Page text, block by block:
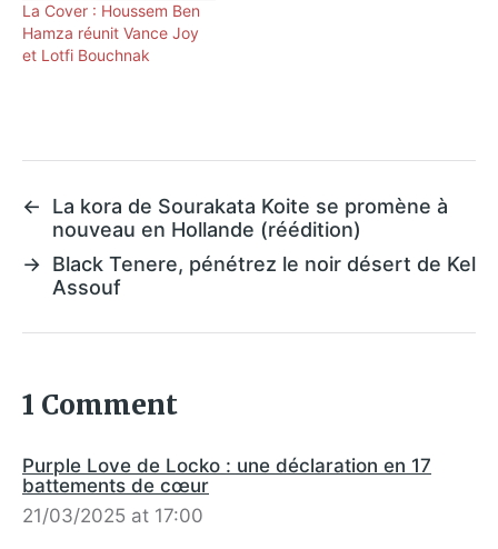
La Cover : Houssem Ben
Hamza réunit Vance Joy
et Lotfi Bouchnak
←
La kora de Sourakata Koite se promène à
nouveau en Hollande (réédition)
→ Black Tenere, pénétrez le noir désert de Kel
Assouf
1 Comment
Purple Love de Locko : une déclaration en 17
battements de cœur
21/03/2025 at 17:00